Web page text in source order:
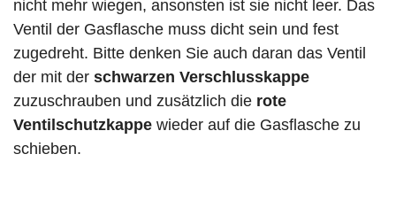
nicht mehr wiegen, ansonsten ist sie nicht leer. Das
Ventil der Gasflasche muss dicht sein und fest
zugedreht. Bitte denken Sie auch daran das Ventil
der mit der schwarzen Verschlusskappe
zuzuschrauben und zusätzlich die rote
Ventilschutzkappe wieder auf die Gasflasche zu
schieben.